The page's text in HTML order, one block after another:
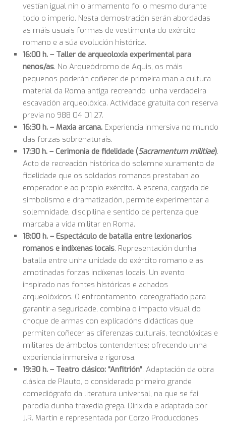
vestían igual nin o armamento foi o mesmo durante
todo o imperio. Nesta demostración serán abordadas
as máis usuais formas de vestimenta do exército
romano e a súa evolución histórica.
16:00 h. – Taller de arqueoloxía experimental para
nenos/as. No Arqueódromo de Aquis, os máis
pequenos poderán coñecer de primeira man a cultura
material da Roma antiga recreando unha verdadeira
escavación arqueolóxica. Actividade gratuíta con reserva
previa no 988 04 01 27.
16:30 h. – Maxia arcana. Experiencia inmersiva no mundo
das forzas sobrenaturais.
17:30 h. – Cerimonia de fidelidade (Sacramentum militiae).
Acto de recreación histórica do solemne xuramento de
fidelidade que os soldados romanos prestaban ao
emperador e ao propio exército. A escena, cargada de
simbolismo e dramatización, permite experimentar a
solemnidade, discipilina e sentido de pertenza que
marcaba a vida militar en Roma.
18:00 h. – Espectáculo de batalla entre lexionarios
romanos e indíxenas locais. Representación dunha
batalla entre unha unidade do exército romano e as
amotinadas forzas indíxenas locais. Un evento
inspirado nas fontes históricas e achados
arqueolóxicos. O enfrontamento, coreografiado para
garantir a seguridade, combina o impacto visual do
choque de armas con explicacións didácticas que
permiten coñecer as diferenzas culturais, tecnolóxicas e
militares de ámbolos contendentes; ofrecendo unha
experiencia inmersiva e rigorosa.
19:30 h. – Teatro clásico: “Anfitrión”. Adaptación da obra
clásica de Plauto, o considerado primeiro grande
comediógrafo da literatura universal, na que se fai
parodia dunha traxedia grega. Dirixida e adaptada por
J.R. Martin e representada por Corzo Producciones.